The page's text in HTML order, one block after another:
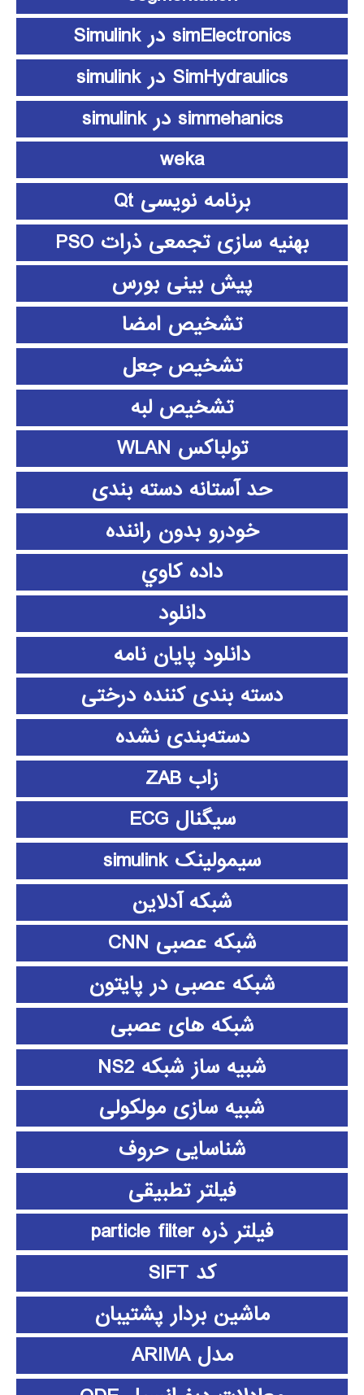
simElectronics در Simulink
SimHydraulics در simulink
simmehanics در simulink
weka
برنامه نویسی Qt
بهنیه سازی تجمعی ذرات PSO
پیش بینی بورس
تشخیص امضا
تشخیص جعل
تشخیص لبه
تولباکس WLAN
حد آستانه دسته بندی
خودرو بدون راننده
داده كاوي
دانلود
دانلود پايان نامه
دسته بندی کننده درختی
دسته‌بندی نشده
زاب ZAB
سیگنال ECG
سیمولینک simulink
شبکه آدلاین
شبکه عصبی CNN
شبکه عصبی در پایتون
شبکه های عصبی
شبیه ساز شبکه NS2
شبیه سازی مولکولی
شناسایی حروف
فیلتر تطبیقی
فیلتر ذره particle filter
کد SIFT
ماشین بردار پشتیبان
مدل ARIMA